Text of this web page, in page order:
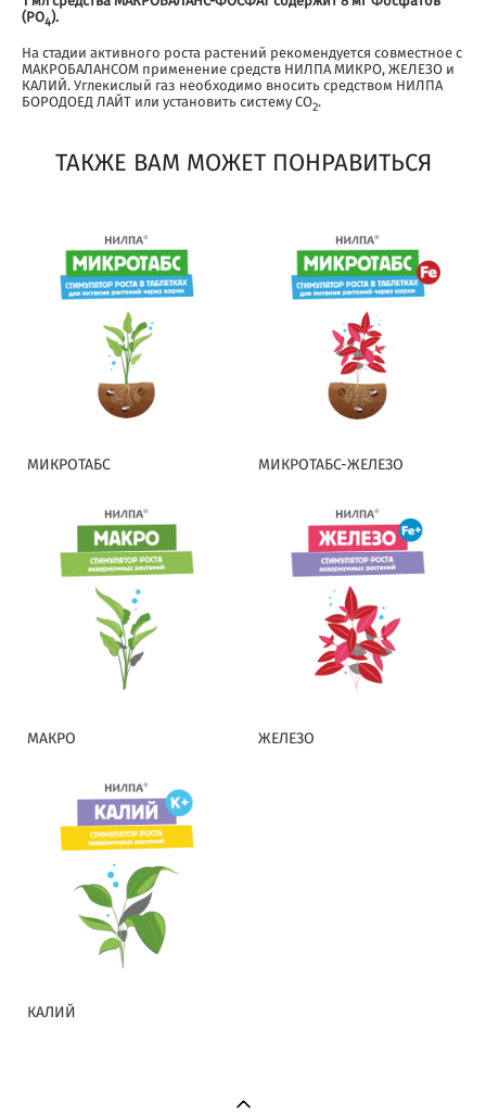
(PO4).
На стадии активного роста растений рекомендуется совместное с
МАКРОБАЛАНСОМ применение средств НИЛПА МИКРО, ЖЕЛЕЗО и
КАЛИЙ. Углекислый газ необходимо вносить средством НИЛПА
БОРОДОЕД ЛАЙТ или установить систему CO2.
ТАКЖЕ ВАМ МОЖЕТ ПОНРАВИТЬСЯ
МИКРОТАБС МИКРОТАБС-ЖЕЛЕЗО
МАКРО ЖЕЛЕЗО
КАЛИЙ